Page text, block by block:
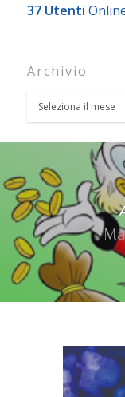
37 Utenti
Archivio